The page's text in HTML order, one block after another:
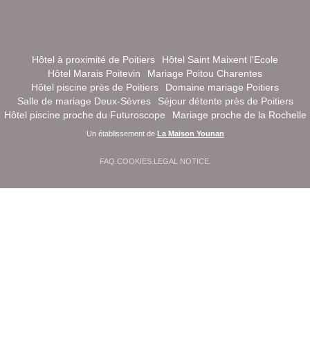
Hôtel à proximité de Poitiers
Hôtel Saint Maixent l'Ecole
Hôtel Marais Poitevin
Mariage Poitou Charentes
Hôtel piscine près de Poitiers
Domaine mariage Poitiers
Salle de mariage Deux-Sèvres
Séjour détente près de Poitiers
Hôtel piscine proche du Futuroscope
Mariage proche de la Rochelle
Un établissement de La Maison Younan
FAQ COOKIES. LEGAL NOTICE.